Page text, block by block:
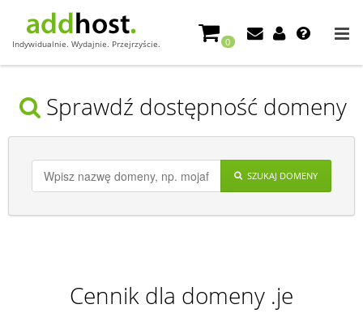
Indywidualnie. Wydajnie. Przejrzyście. 0
Sprawdź dostępność domeny
SZUKAJ DOMENY
Cennik dla domeny .je